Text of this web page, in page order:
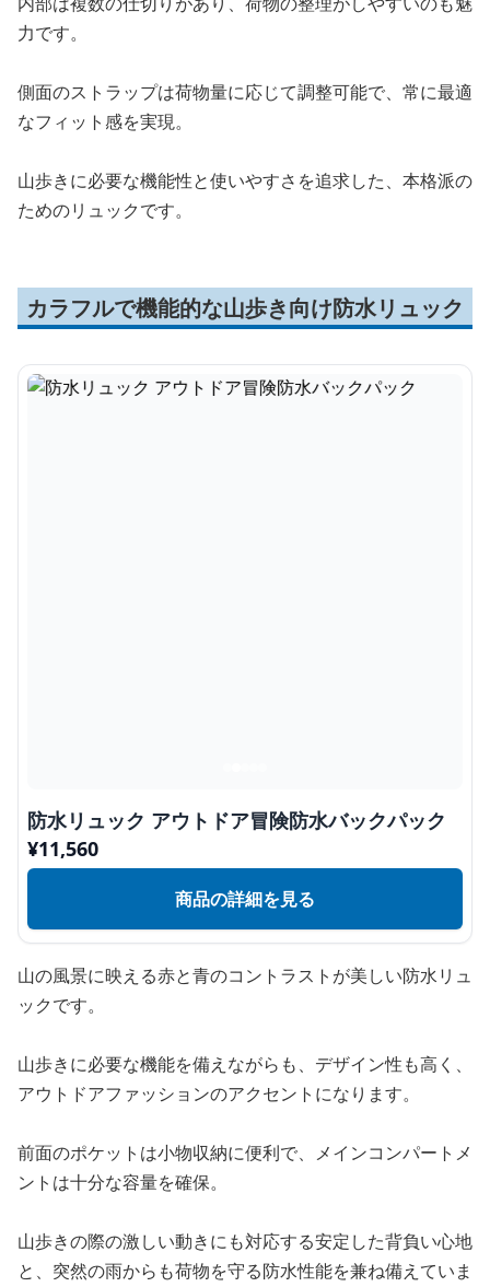
力です。
側面のストラップは荷物量に応じて調整可能で、常に最適
なフィット感を実現。
山歩きに必要な機能性と使いやすさを追求した、本格派の
ためのリュックです。
カラフルで機能的な山歩き向け防水リュック
防水リュック アウトドア冒険防水バックパック
¥11,560
商品の詳細を見る
山の風景に映える赤と青のコントラストが美しい防水リュ
ックです。
山歩きに必要な機能を備えながらも、デザイン性も高く、
アウトドアファッションのアクセントになります。
前面のポケットは小物収納に便利で、メインコンパートメ
ントは十分な容量を確保。
山歩きの際の激しい動きにも対応する安定した背負い心地
と、突然の雨からも荷物を守る防水性能を兼ね備えていま